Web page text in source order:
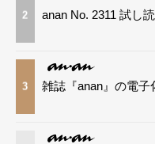
2 anan No. 2311 試し
3 雑誌『anan』の電子